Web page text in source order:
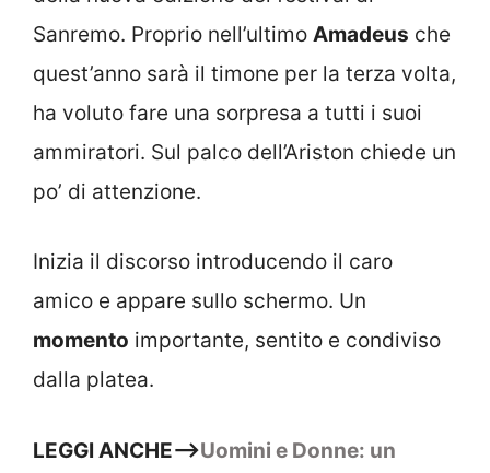
Sanremo. Proprio nell’ultimo Amadeus che
quest’anno sarà il timone per la terza volta,
ha voluto fare una sorpresa a tutti i suoi
ammiratori. Sul palco dell’Ariston chiede un
po’ di attenzione.
Inizia il discorso introducendo il caro
amico e appare sullo schermo. Un
momento importante, sentito e condiviso
dalla platea.
LEGGI ANCHE–>Uomini e Donne: un